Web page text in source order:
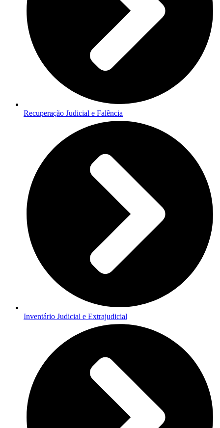
Recuperação Judicial e Falência
Inventário Judicial e Extrajudicial